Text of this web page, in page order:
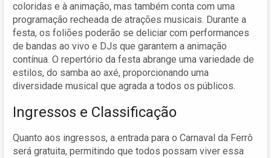
coloridas e à animação, mas também conta com uma
programação recheada de atrações musicais. Durante a
festa, os foliões poderão se deliciar com performances
de bandas ao vivo e DJs que garantem a animação
contínua. O repertório da festa abrange uma variedade de
estilos, do samba ao axé, proporcionando uma
diversidade musical que agrada a todos os públicos.
Ingressos e Classificação
Quanto aos ingressos, a entrada para o Carnaval da Ferrô
será gratuita, permitindo que todos possam viver essa